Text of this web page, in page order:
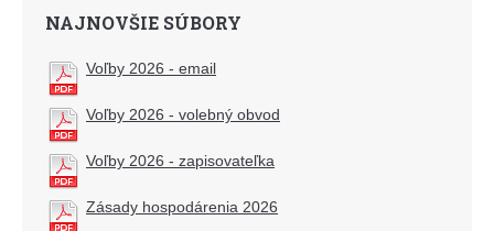
NAJNOVŠIE SÚBORY
Voľby 2026 - email
Voľby 2026 - volebný obvod
Voľby 2026 - zapisovateľka
Zásady hospodárenia 2026